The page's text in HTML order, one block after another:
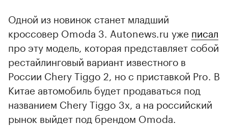
Одной из новинок станет младший
кроссовер Omoda 3. Autonews.ru уже писал
про эту модель, которая представляет собой
рестайлинговый вариант известного в
России Chery Tiggo 2, но с приставкой Pro. В
Китае автомобиль будет продаваться под
названием Chery Tiggo 3x, а на российский
рынок выйдет под брендом Omoda.